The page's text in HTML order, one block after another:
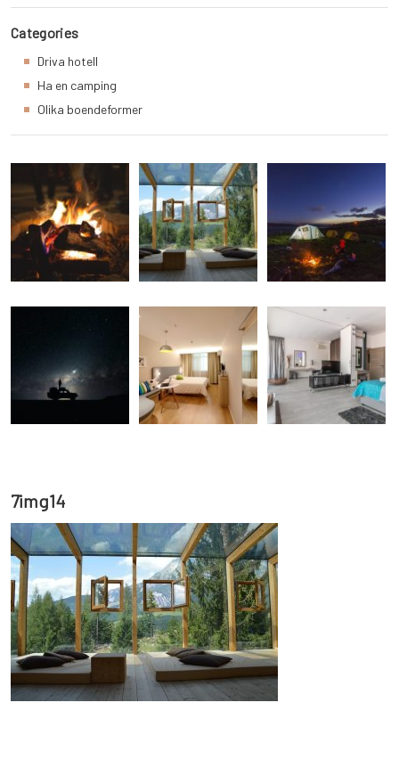
7img14
Categories
Driva hotell
Ha en camping
Olika boendeformer